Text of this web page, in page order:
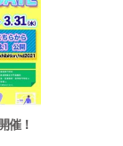
催！